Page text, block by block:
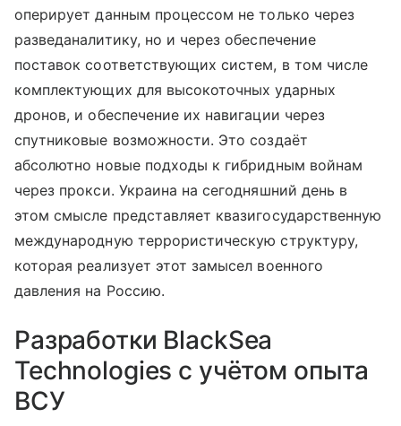
оперирует данным процессом не только через
разведаналитику, но и через обеспечение
поставок соответствующих систем, в том числе
комплектующих для высокоточных ударных
дронов, и обеспечение их навигации через
спутниковые возможности. Это создаёт
абсолютно новые подходы к гибридным войнам
через прокси. Украина на сегодняшний день в
этом смысле представляет квазигосударственную
международную террористическую структуру,
которая реализует этот замысел военного
давления на Россию.
Разработки BlackSea
Technologies с учётом опыта
ВСУ